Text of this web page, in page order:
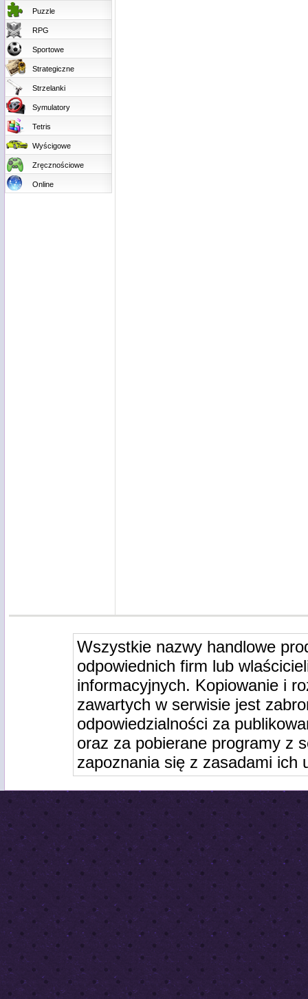
Puzzle
RPG
Sportowe
Strategiczne
Strzelanki
Symulatory
Tetris
Wyścigowe
Zręcznościowe
Online
Wszystkie nazwy handlowe
odpowiednich firm lub
informacyjnych. Kopiowanie i
zawartych w serwisie jest
odpowiedzialności za
oraz za pobierane programy z
zapoznania się z zasadami ich